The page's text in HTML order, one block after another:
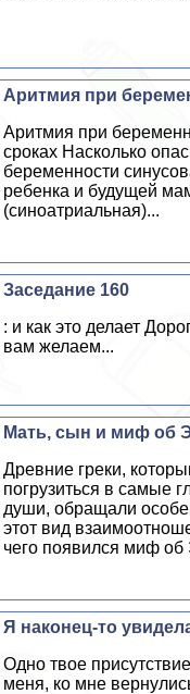
Аритмия при
Аритмия при
сроках Насколько
беременности
ребенка и будущей
(синоатриальная)...
Заседание 160
: и как это делает
вам желаем...
Мать, сын и миф об
Древние греки,
погрузиться в самые
души, обращали
этот вид
чего появился миф об
Я наконец-то
Одно твое
меня, ко мне